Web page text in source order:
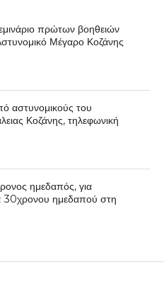
πρώτων βοηθειών
Μέγαρο Κοζάνης
αστυνομικούς του
Κοζάνης, τηλεφωνική
ημεδαπός, για
30χρονου ημεδαπού στη